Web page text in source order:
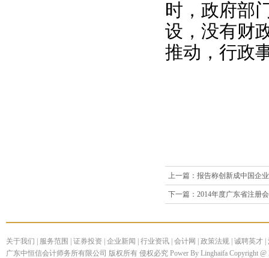
时，政府部
设，没有财
推动，行政
上一篇： 报告称创新成中国企
下一篇： 2014年度广东省注册
关于我们 服务范围 证券投资 企业新闻 行业资讯 会计网 政策法规 诚聘英才
广东中恒信会计师务所有限公司 版权所有 侵权必究 Power By Linghaifa Copyright